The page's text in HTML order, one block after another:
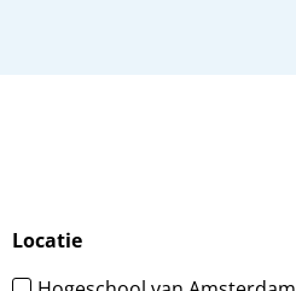
Locatie